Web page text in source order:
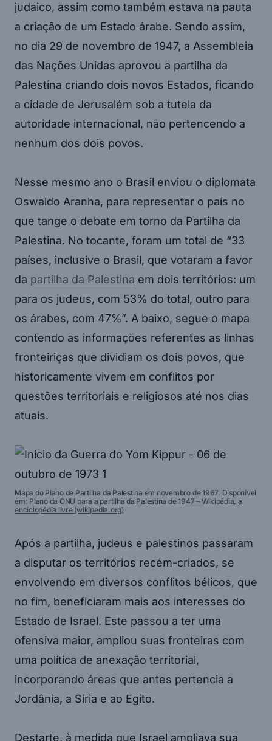
judaico, assim como também estava na pauta
a criação de um Estado árabe. Sendo assim,
no dia 29 de novembro de 1947, a Assembleia
das Nações Unidas aprovou a partilha da
Palestina criando dois novos Estados, ficando
a cidade de Jerusalém sob a tutela da
autoridade internacional, não pertencendo a
nenhum dos dois povos.
Nesse mesmo ano o Brasil enviou o diplomata
Oswaldo Aranha, para representar o país no
que tange o debate em torno da Partilha da
Palestina. No tocante, foram um total de “33
países, inclusive o Brasil, que votaram a favor
da partilha da Palestina em dois territórios: um
para os judeus, com 53% do total, outro para
os árabes, com 47%”. A baixo, segue o mapa
contendo as informações referentes as linhas
fronteiriças que dividiam os dois povos, que
historicamente vivem em conflitos por
questões territoriais e religiosos até nos dias
atuais.
Mapa do Plano de Partilha da Palestina em novembro de 1967. Disponível
em: Plano da ONU para a partilha da Palestina de 1947 – Wikipédia, a
enciclopédia livre (wikipedia.org)
Após a partilha, judeus e palestinos passaram
a disputar os territórios recém-criados, se
envolvendo em diversos conflitos bélicos, que
no fim, beneficiaram mais aos interesses do
Estado de Israel. Este passou a ter uma
ofensiva maior, ampliou suas fronteiras com
uma política de anexação territorial,
incorporando áreas que antes pertencia a
Jordânia, a Síria e ao Egito.
Destarte, à medida que Israel ampliava sua